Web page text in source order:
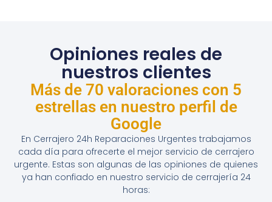
Opiniones reales de
nuestros clientes
Más de 70 valoraciones con 5
estrellas en nuestro perfil de
Google
En Cerrajero 24h Reparaciones Urgentes trabajamos
cada día para ofrecerte el mejor servicio de cerrajero
urgente. Estas son algunas de las opiniones de quienes
ya han confiado en nuestro servicio de cerrajería 24
horas: